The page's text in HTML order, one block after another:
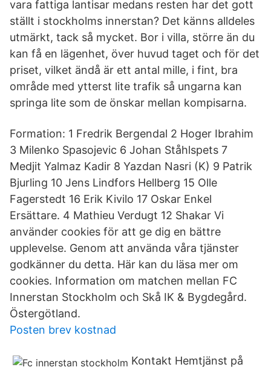
vara fattiga lantisar medans resten har det gott
ställt i stockholms innerstan? Det känns alldeles
utmärkt, tack så mycket. Bor i villa, större än du
kan få en lägenhet, över huvud taget och för det
priset, vilket ändå är ett antal mille, i fint, bra
område med ytterst lite trafik så ungarna kan
springa lite som de önskar mellan kompisarna.
Formation: 1 Fredrik Bergendal 2 Hoger Ibrahim
3 Milenko Spasojevic 6 Johan Ståhlspets 7
Medjit Yalmaz Kadir 8 Yazdan Nasri (K) 9 Patrik
Bjurling 10 Jens Lindfors Hellberg 15 Olle
Fagerstedt 16 Erik Kivilo 17 Oskar Enkel
Ersättare. 4 Mathieu Verdugt 12 Shakar Vi
använder cookies för att ge dig en bättre
upplevelse. Genom att använda våra tjänster
godkänner du detta. Här kan du läsa mer om
cookies. Information om matchen mellan FC
Innerstan Stockholm och Skå IK & Bygdegård.
Östergötland.
Posten brev kostnad
Kontakt Hemtjänst på